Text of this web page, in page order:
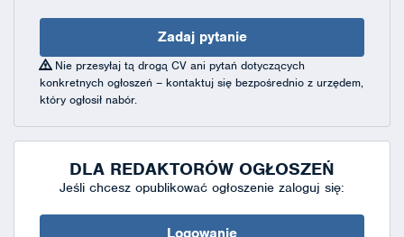
Zadaj pytanie
Nie przesyłaj tą drogą CV ani pytań dotyczących
konkretnych ogłoszeń – kontaktuj się bezpośrednio z urzędem,
który ogłosił nabór.
DLA REDAKTORÓW OGŁOSZEŃ
Jeśli chcesz opublikować ogłoszenie zaloguj się:
Logowanie